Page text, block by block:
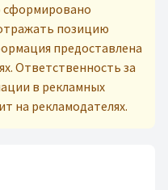
позицию
предоставлена
Ответственность за
в рекламных
на рекламодателях.